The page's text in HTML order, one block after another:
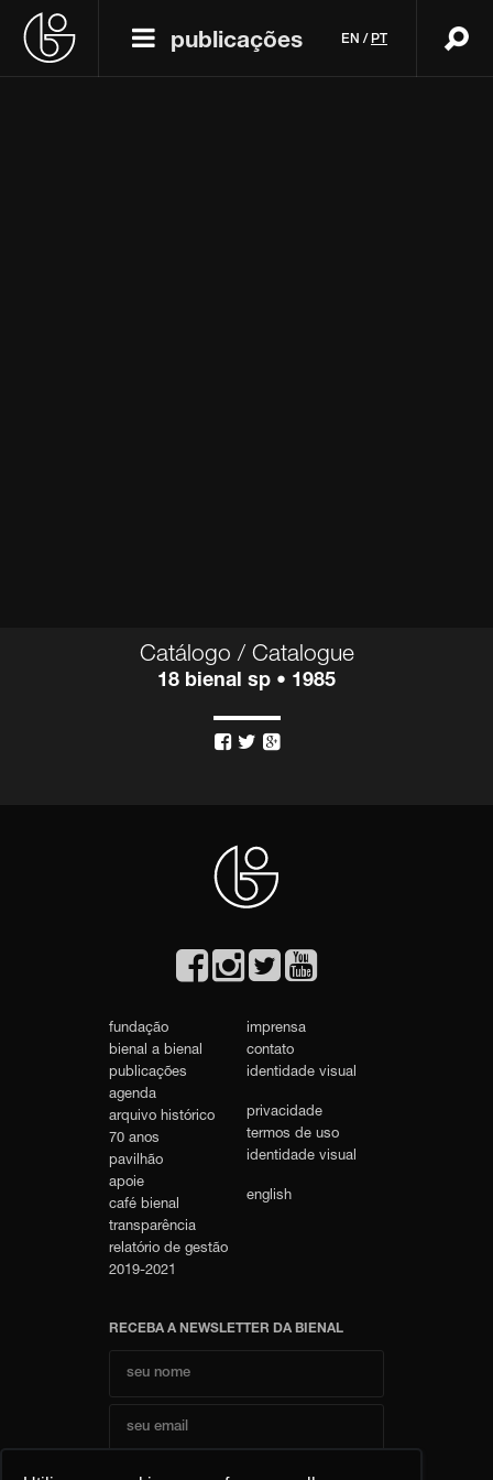
publicações EN / PT
Catálogo / Catalogue
18 bienal sp • 1985
  
fundação
bienal a bienal
publicações
agenda
arquivo histórico
70 anos
pavilhão
apoie
café bienal
transparência
relatório de gestão
2019-2021
imprensa
contato
identidade visual
privacidade
termos de uso
identidade visual
english
RECEBA A NEWSLETTER DA BIENAL